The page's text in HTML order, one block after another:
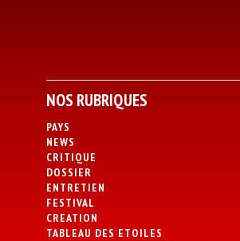
NOS RUBRIQUES
PAYS
NEWS
CRITIQUE
DOSSIER
ENTRETIEN
FESTIVAL
CREATION
TABLEAU DES ETOILES